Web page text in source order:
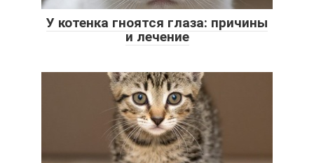
У котенка гноятся глаза: причины
и лечение